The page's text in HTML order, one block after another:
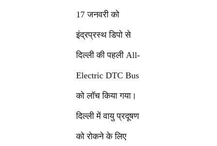
17 जनवरी को
इंद्रप्रस्थ डिपो से
दिल्ली की पहली All-
Electric DTC Bus
को लॉच किया गया।
दिल्ली में वायु प्रदूषण
को रोकने के लिए